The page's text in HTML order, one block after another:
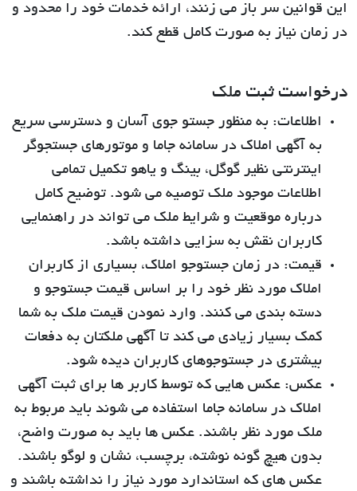
این قوانین سر باز می زنند، ارائه خدمات خود را محدود و
در زمان نیاز به صورت کامل قطع کند.
درخواست ثبت ملک
اطلاعات: به منظور جستو جوی آسان و دسترسی سریع
به آگهی املاک در سامانه جاما و موتورهای جستجوگر
اینترنتی نظیر گوگل، بینگ و یاهو تکمیل تمامی
اطلاعات موجود ملک توصیه می شود. توضیح کامل
درباره موقعیت و شرایط ملک می تواند در راهنمایی
کاربران نقش به سزایی داشته باشد.
قیمت: در زمان جستوجو املاک، بسیاری از کاربران
املاک مورد نظر خود را بر اساس قیمت جستوجو و
دسته بندی می کنند. وارد نمودن قیمت ملک به شما
کمک بسیار زیادی می کند تا آگهی ملکتان به دفعات
بیشتری در جستوجوهای کاربران دیده شود.
عکس: عکس هایی که توسط کاربر ها برای ثبت آگهی
املاک در سامانه جاما استفاده می شوند باید مربوط به
ملک مورد نظر باشند. عکس ها باید به صورت واضح،
بدون هیچ گونه نوشته، برچسب، نشان و لوگو باشند.
عکس های که استاندارد مورد نیاز را نداشته باشند و